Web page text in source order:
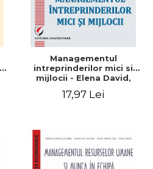
Managementul
intreprinderilor mici si
mijlocii - Elena David,
Roxana Carmen Ionescu,
17,97 Lei